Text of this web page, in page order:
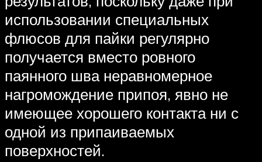
использовании специальных
флюсов для пайки регулярно
получается вместо ровного
паянного шва неравномерное
нагромождение припоя, явно не
имеющее хорошего контакта ни с
одной из припаиваемых
поверхностей.